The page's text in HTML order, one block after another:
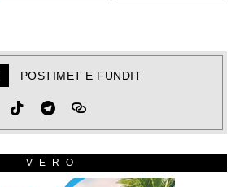
POSTIMET E FUNDIT
VERO